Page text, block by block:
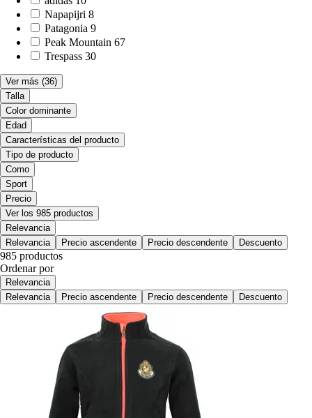
Napapijri 8
Patagonia 9
Peak Mountain 67
Trespass 30
Ver más (36)
Talla
Color dominante
Edad
Características del producto
Tipo de producto
Como
Sport
Precio
Ver los 985 productos
Relevancia
Relevancia
Precio ascendente Precio descendente Descuento
985 productos
Ordenar por
Relevancia
Relevancia
Precio ascendente Precio descendente Descuento